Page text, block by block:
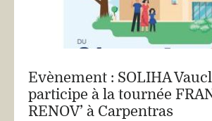
Evènement : SOLIHA
participe à la tournée
RENOV’ à Carpentras